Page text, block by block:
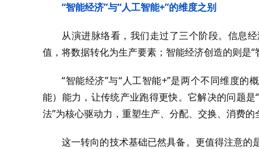
“智能经济”与“人工智能+”的维度之别
从演进脉络看，我们走过了三个阶段。信息
值，将数据转化为生产要素；智能经济创造的则是“
“智能经济”与“人工智能+”是两个不同维度的
能）能力，让传统产业跑得更快。它解决的问题
法”为核心驱动力，重塑生产、分配、交换、消费的
这一转向的技术基础已然具备。更值得注意的